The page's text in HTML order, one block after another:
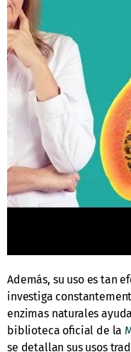
Además, su uso es tan
investiga
enzimas naturales
biblioteca oficial de la
se detallan sus usos